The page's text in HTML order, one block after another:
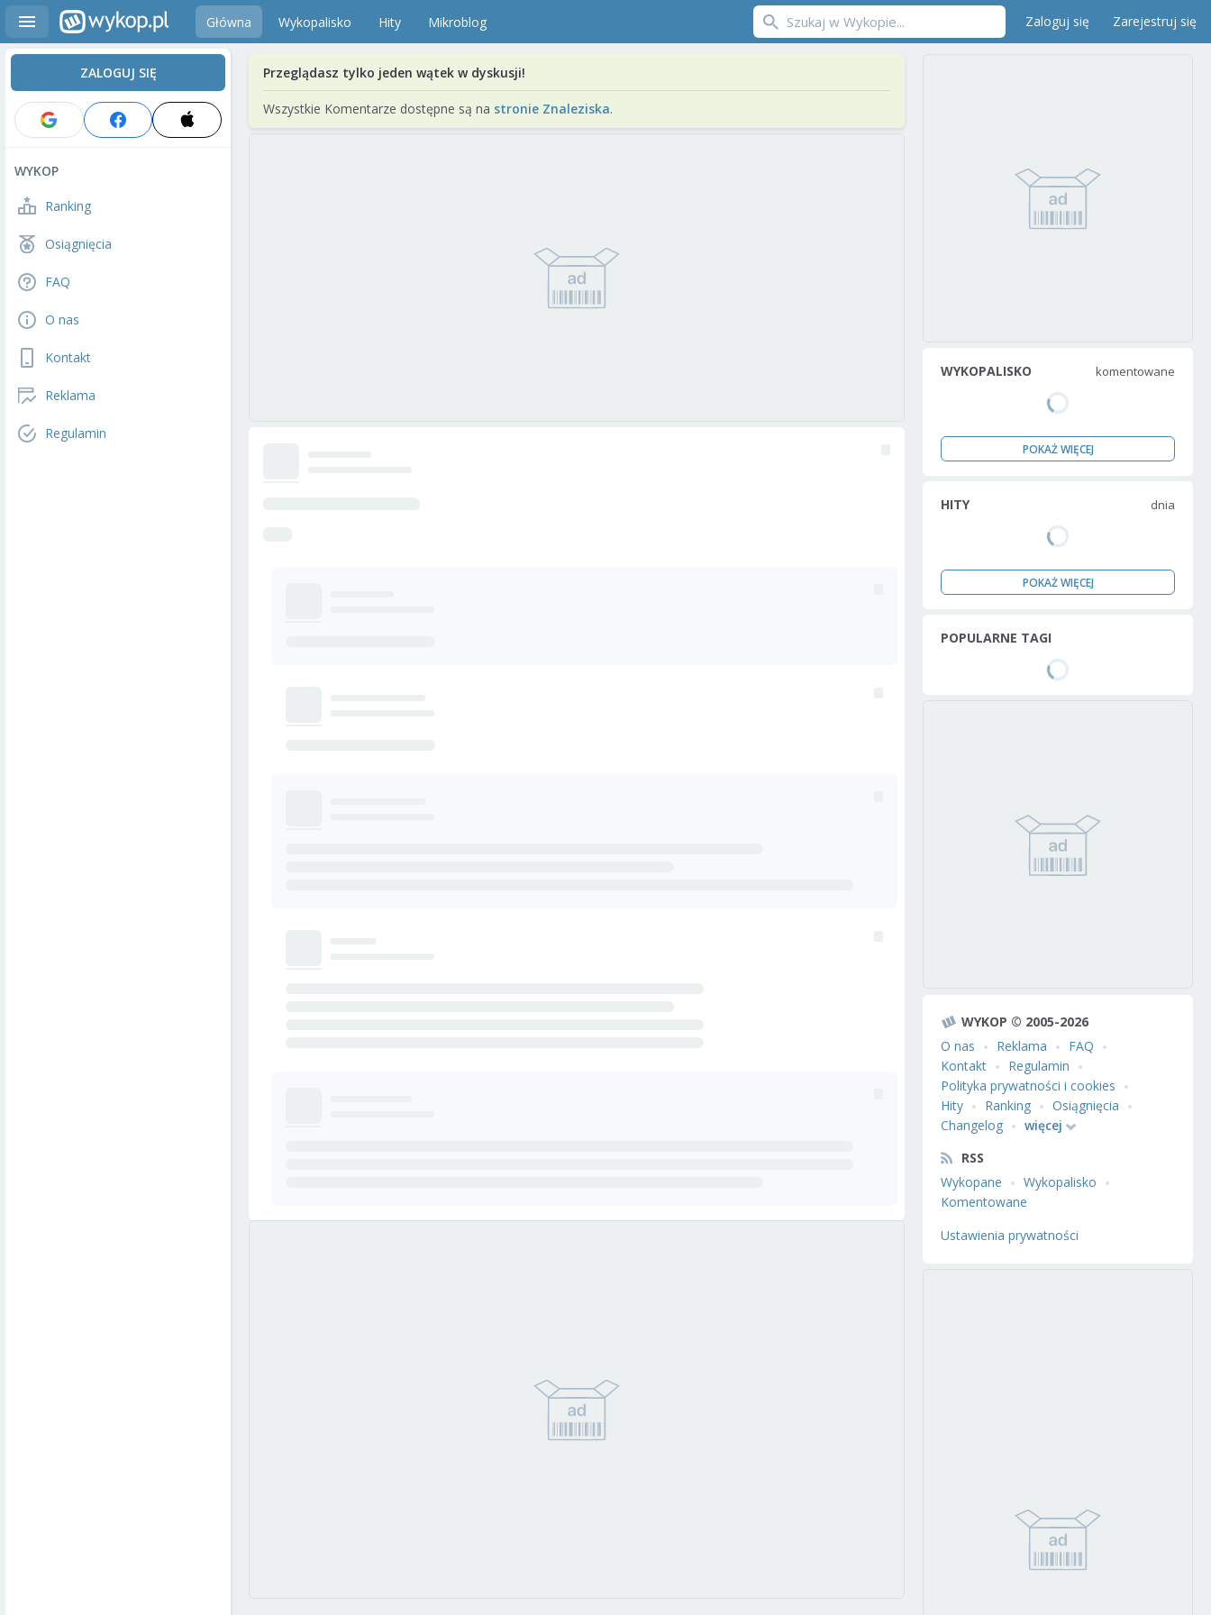
Główna Wykopalisko Hity Mikroblog Zaloguj się Zarejestruj się
ZALOGUJ SIĘ
WYKOP
Ranking
Osiągnięcia
FAQ
O nas
Kontakt
Reklama
Regulamin
Przeglądasz tylko jeden wątek w dyskusji!
Wszystkie Komentarze dostępne są na stronie Znaleziska.
WYKOPALISKO komentowane
POKAŻ WIĘCEJ
HITY dnia
POKAŻ WIĘCEJ
POPULARNE TAGI
WYKOP © 2005-2026
O nas
Reklama
FAQ
Kontakt
Regulamin
Polityka prywatności i cookies
Hity
Ranking
Osiągnięcia
Changelog
więcej
RSS
Wykopane
Wykopalisko
Komentowane
Ustawienia prywatności